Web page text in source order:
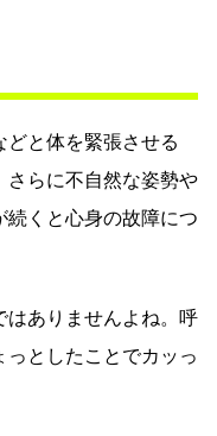
と体を緊張させる
さらに不自然な姿勢や
くと心身の故障につ
はありませんよね。呼
としたことでカッっ